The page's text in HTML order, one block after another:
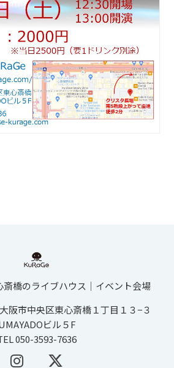
橋のライブハウス│イベント会場
阪市中央区東心斎橋１丁目１３−３
ビル５F
050-3593-7636